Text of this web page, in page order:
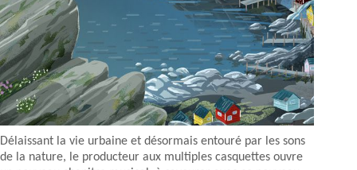
Délaissant la vie urbaine et désormais entouré par les sons
de la nature, le producteur aux multiples casquettes ouvre